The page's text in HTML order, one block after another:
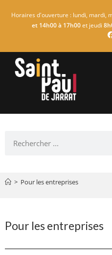
Horaires d'ouverture : lundi, mardi,
et 14h00 à 17h00et jeudi
> Pour les entreprises
Pour les entreprises